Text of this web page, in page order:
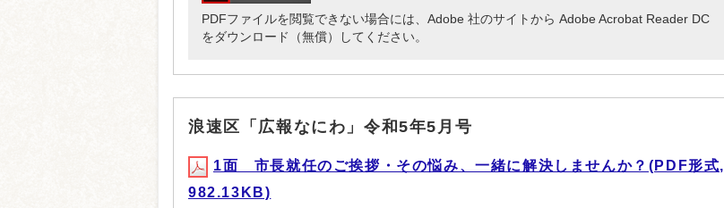
PDFファイルを閲覧できない場合には、Adobe 社のサイトから Adobe Acrobat Reader DC
をダウンロード（無償）してください。
浪速区「広報なにわ」令和5年5月号
1面 市長就任のご挨拶・その悩み、一緒に解決しませんか？(PDF形式,
982.13KB)